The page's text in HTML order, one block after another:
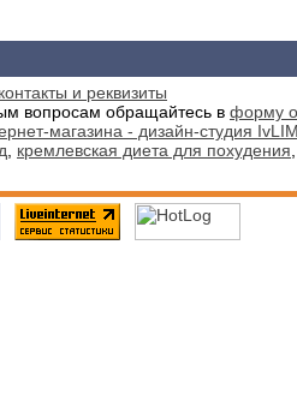
контакты и реквизиты
вопросам обращайтесь в форму
магазина - дизайн-студия
кремлевская диета для похудения